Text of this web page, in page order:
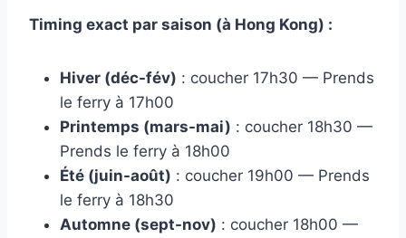
Timing exact par saison (à Hong Kong) :
Hiver (déc-fév) : coucher 17h30 — Prends
le ferry à 17h00
Printemps (mars-mai) : coucher 18h30 —
Prends le ferry à 18h00
Été (juin-août) : coucher 19h00 — Prends
le ferry à 18h30
Automne (sept-nov) : coucher 18h00 —